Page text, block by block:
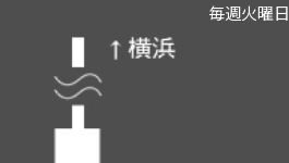
毎週火曜日